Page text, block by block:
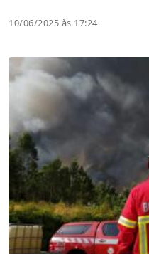
10/06/2025 às 17:24